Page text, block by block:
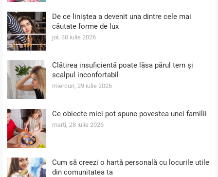
De ce liniștea a devenit una dintre cele mai
căutate forme de lux
joi, 30 iulie 2026
Clătirea insuficientă poate lăsa părul tern și
scalpul inconfortabil
miercuri, 29 iulie 2026
Ce obiecte mici pot spune povestea unei familii
marți, 28 iulie 2026
Cum să creezi o hartă personală cu locurile utile
din comunitatea ta